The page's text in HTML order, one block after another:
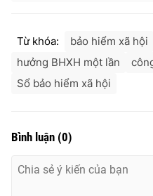
thuận bằng văn bản. Ghi rõ
thông tin từ website này.
Từ khóa: bảo hiểm xã hội
hưởng BHXH một lần
Sổ bảo hiểm xã hội
Bình luận (0)